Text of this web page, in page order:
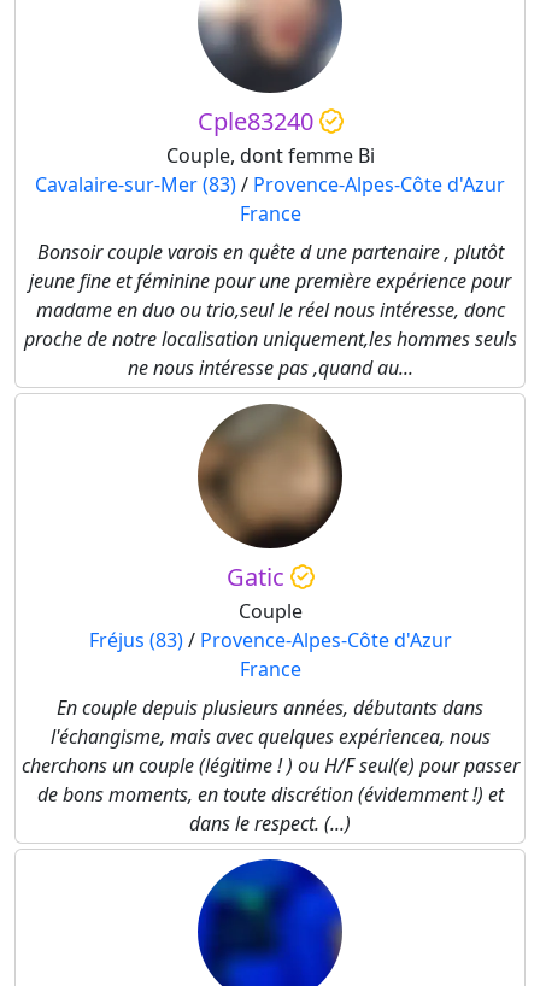
Cple83240
Couple, dont femme Bi
Cavalaire-sur-Mer (83)/ Provence-Alpes-Côte d'Azur
France
Bonsoir couple varois en quête d une partenaire , plutôt
jeune fine et féminine pour une première expérience pour
madame en duo ou trio,seul le réel nous intéresse, donc
proche de notre localisation uniquement,les hommes seuls
ne nous intéresse pas ,quand au...
Gatic
Couple
Fréjus (83)/ Provence-Alpes-Côte d'Azur
France
En couple depuis plusieurs années, débutants dans
l'échangisme, mais avec quelques expériencea, nous
cherchons un couple (légitime ! ) ou H/F seul(e) pour passer
de bons moments, en toute discrétion (évidemment !) et
dans le respect. (...)